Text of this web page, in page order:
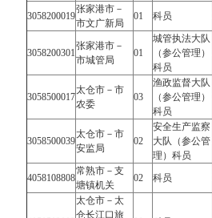
3058200019
张家港市－
市文广新局
01 科员
3058200301
张家港市－
市城管局
01
城管执法大队
（参公管理）
科员
3058500017
太仓市－市
农委
03
渔政监督大队
（参公管理）
科员
3058500039
太仓市－市
安监局
02
安全生产监察
大队（参公管
理）科员
4058108808
常熟市－支
塘镇机关
02 科员
太仓市－太
仓长江口旅